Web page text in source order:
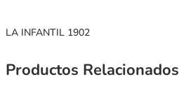
LA INFANTIL 1902
Productos Relacionados